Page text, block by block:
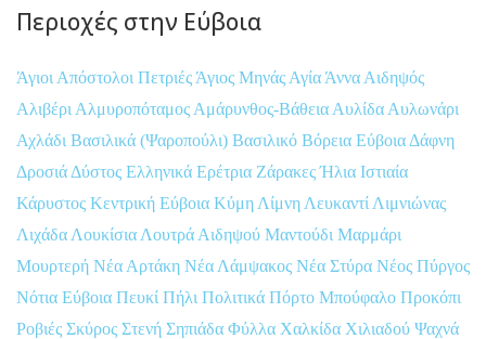
Περιοχές στην Εύβοια
Άγιοι Απόστολοι Πετριές Άγιος Μηνάς Αγία Άννα Αιδηψός
Αλιβέρι Αλμυροπόταμος Αμάρυνθος-Βάθεια Αυλίδα Αυλωνάρι
Αχλάδι Βασιλικά (Ψαροπούλι) Βασιλικό Βόρεια Εύβοια Δάφνη
Δροσιά Δύστος Ελληνικά Ερέτρια ΖάρακεςΉλια Ιστιαία
Κάρυστος Κεντρική Εύβοια Κύμη Λίμνη Λευκαντί Λιμνιώνας
Λιχάδα Λουκίσια Λουτρά Αιδηψού Μαντούδι Μαρμάρι
Μουρτερή Νέα Αρτάκη Νέα Λάμψακος Νέα Στύρα Νέος Πύργος
Νότια Εύβοια Πευκί Πήλι Πολιτικά Πόρτο Μπούφαλο Προκόπι
Ροβιές Σκύρος Στενή Σηπιάδα Φύλλα Χαλκίδα Χιλιαδού Ψαχνά